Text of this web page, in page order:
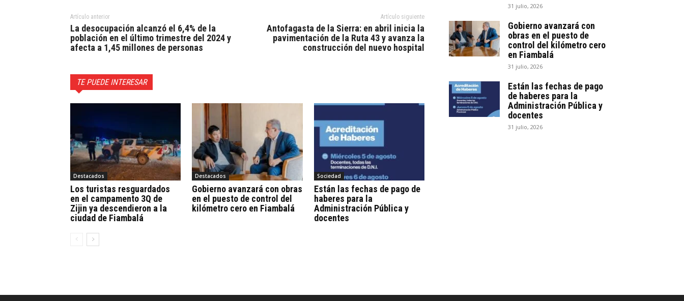
Artículo anterior
La desocupación alcanzó el 6,4% de la
población en el último trimestre del 2024 y
afecta a 1,45 millones de personas
Artículo siguiente
Antofagasta de la Sierra: en abril inicia la
pavimentación de la Ruta 43 y avanza la
construcción del nuevo hospital
TE PUEDE INTERESAR
Destacados
Los turistas resguardados
en el campamento 3Q de
Zijin ya descendieron a la
ciudad de Fiambalá
Destacados
Gobierno avanzará con obras
en el puesto de control del
kilómetro cero en Fiambalá
Sociedad
Están las fechas de pago de
haberes para la
Administración Pública y
docentes
31 julio, 2026
Gobierno avanzará con
obras en el puesto de
control del kilómetro cero
en Fiambalá
31 julio, 2026
Están las fechas de pago
de haberes para la
Administración Pública y
docentes
31 julio, 2026